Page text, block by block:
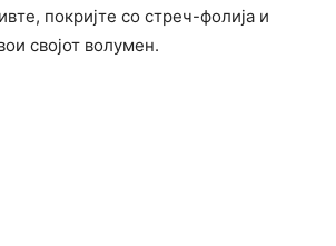
покријте со стреч-фолија и
својот волумен.